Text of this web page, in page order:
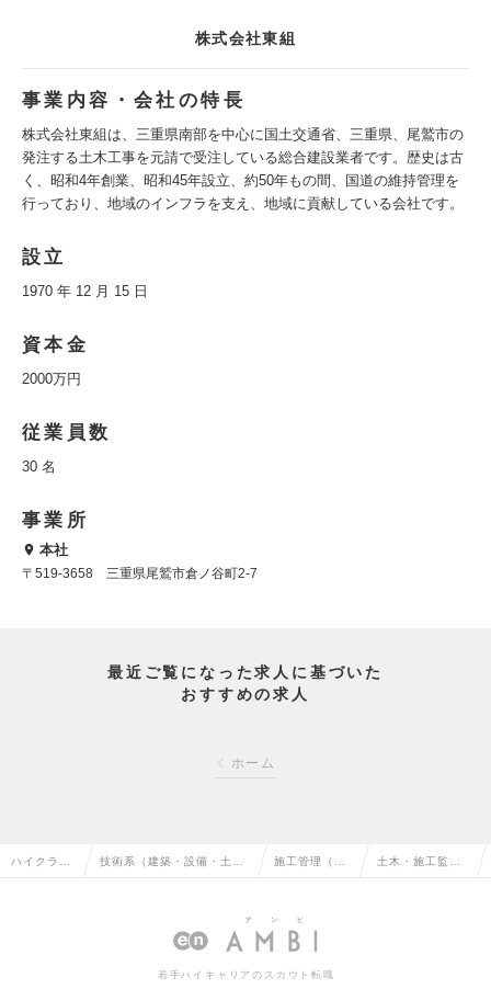
株式会社東組
事業内容・会社の特長
株式会社東組は、三重県南部を中心に国土交通省、三重県、尾鷲市の
発注する土木工事を元請で受注している総合建設業者です。歴史は古
く、昭和4年創業、昭和45年設立、約50年もの間、国道の維持管理を
行っており、地域のインフラを支え、地域に貢献している会社です。
設立
1970 年 12 月 15 日
資本金
2000万円
従業員数
30 名
事業所
本社
〒519-3658 三重県尾鷲市倉ノ谷町2-7
最近ご覧になった求人に基づいた
おすすめの求人
ホーム
ハイクラス 技術系（建築・設備・土 施工管理（土 土木・施工監督
若手ハイキャリアのスカウト転職